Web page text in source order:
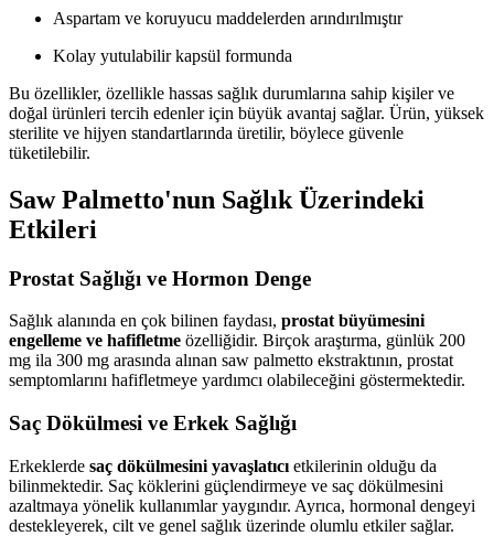
Aspartam ve koruyucu maddelerden arındırılmıştır
Kolay yutulabilir kapsül formunda
Bu özellikler, özellikle hassas sağlık durumlarına sahip kişiler ve
doğal ürünleri tercih edenler için büyük avantaj sağlar. Ürün, yüksek
sterilite ve hijyen standartlarında üretilir, böylece güvenle
tüketilebilir.
Saw Palmetto'nun Sağlık Üzerindeki
Etkileri
Prostat Sağlığı ve Hormon Denge
Sağlık alanında en çok bilinen faydası, prostat büyümesini
engelleme ve hafifletme özelliğidir. Birçok araştırma, günlük 200
mg ila 300 mg arasında alınan saw palmetto ekstraktının, prostat
semptomlarını hafifletmeye yardımcı olabileceğini göstermektedir.
Saç Dökülmesi ve Erkek Sağlığı
Erkeklerde saç dökülmesini yavaşlatıcı etkilerinin olduğu da
bilinmektedir. Saç köklerini güçlendirmeye ve saç dökülmesini
azaltmaya yönelik kullanımlar yaygındır. Ayrıca, hormonal dengeyi
destekleyerek, cilt ve genel sağlık üzerinde olumlu etkiler sağlar.